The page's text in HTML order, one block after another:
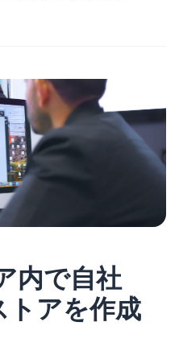
内で自社
トアを作成